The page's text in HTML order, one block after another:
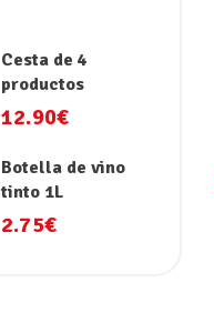
Cesta de 4
productos
12.90€
Botella de vino
tinto 1L
2.75€